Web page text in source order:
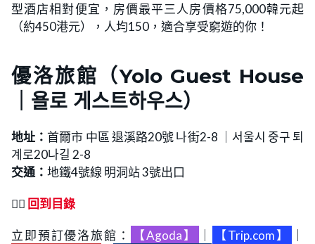
型酒店相對便宜，房價最平三人房價格75,000韓元起
（約450港元），人均150，適合享受窮遊的你！
優洛旅館 （Yolo Guest House
｜욜로 게스트하우스）
地址： 首爾市 中區 退溪路20號 나街2-8 ｜서울시 중구 퇴
계로20나길 2-8
交通： 地鐵4號線 明洞站 3號出口
👉🏻 回到目錄
立即預訂優洛旅館： 【Agoda】 【Trip.com】